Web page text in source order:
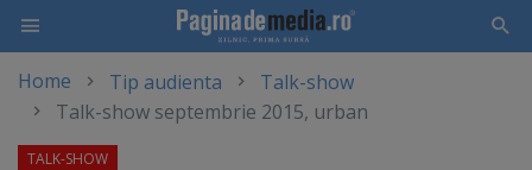
main
Home Tip audienta
Talk-show
Talk-show septembrie 2015, urban